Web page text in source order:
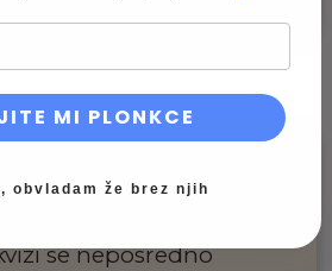
se neposredno
MI PLONKCE
obvladam že brez njih